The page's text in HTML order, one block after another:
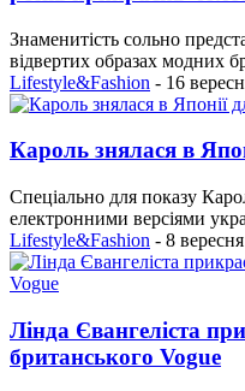
Знаменитість сольно
відвертих образах модних
Lifestyle&Fashion - 16
Кароль знялася в
Спеціально для показу
електронними версіями
Lifestyle&Fashion - 8
Лінда Євангеліста
британського Vogue